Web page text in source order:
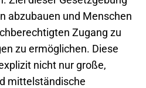
abzubauen und Menschen
Zugang zu
zu ermöglichen. Diese
nicht nur große,
mittelständische